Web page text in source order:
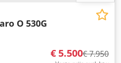
O 530G
€ 5.500€ 7.950